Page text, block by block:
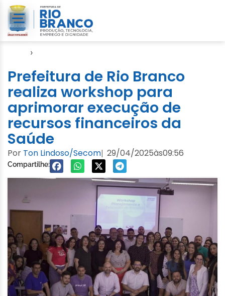
›
Prefeitura de Rio Branco
realiza workshop para
aprimorar execução de
recursos financeiros da
Saúde
Por Ton Lindoso/Secom| 29/04/2025às09:56
Compartilhe: